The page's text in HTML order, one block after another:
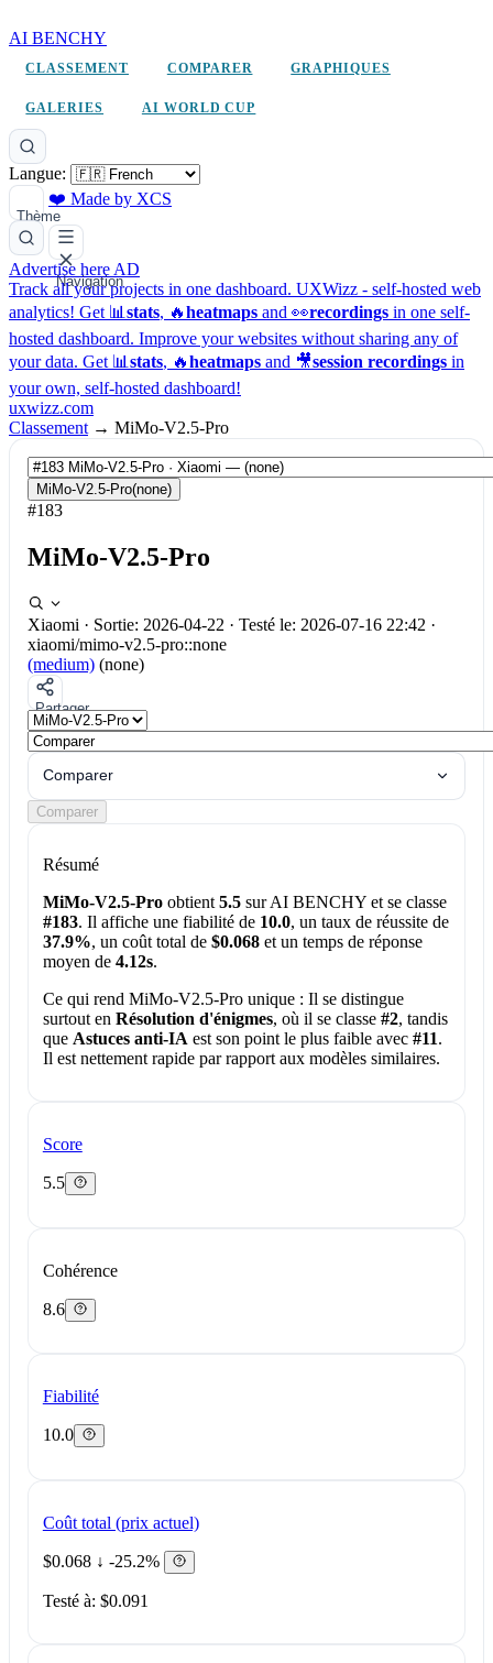
AI BENCHY
CLASSEMENT COMPARER GRAPHIQUES
GALERIES AI WORLD CUP
Langue:
Thème
❤️ Made by XCS
Navigation
Advertise here AD
Track all your projects in one dashboard. UXWizz - self-hosted web
analytics! Get 📊 stats, 🔥heatmaps and 👀recordings in one self-
hosted dashboard. Improve your websites without sharing any of
your data. Get 📊 stats, 🔥heatmaps and 🎥session recordings in
your own, self-hosted dashboard!
uxwizz.com
Classement → MiMo-V2.5-Pro
MiMo-V2.5-Pro(none)
#183
MiMo-V2.5-Pro
Xiaomi · Sortie: 2026-04-22 · Testé le: 2026-07-16 22:42 ·
xiaomi/mimo-v2.5-pro::none
(medium) (none)
Partager
Comparer
Comparer
Résumé
MiMo-V2.5-Proobtient 5.5sur AI BENCHY et se classe
#183. Il affiche une fiabilité de 10.0, un taux de réussite de
37.9%, un coût total de $0.068et un temps de réponse
moyen de 4.12s.
Ce qui rend MiMo-V2.5-Pro unique : Il se distingue
surtout en Résolution d'énigmes, où il se classe #2, tandis
que Astuces anti-IA est son point le plus faible avec #11.
Il est nettement rapide par rapport aux modèles similaires.
Score
5.5
Cohérence
8.6
Fiabilité
10.0
Coût total (prix actuel)
$0.068 ↓ -25.2%
Testé à: $0.091